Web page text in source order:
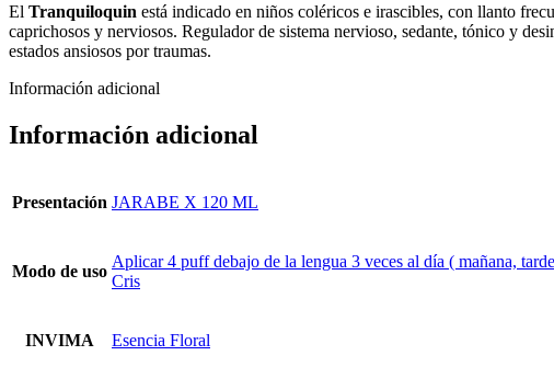
El Tranquiloquin está indicado en niños coléricos e irascibles, con llanto
caprichosos y nerviosos. Regulador de sistema nervioso, sedante, tónico y
estados ansiosos por traumas.
Información adicional
Información adicional
Presentación JARABE X 120 ML
Modo de uso
Aplicar 4 puff debajo de la lengua 3 veces al día ( mañana,
Cris
INVIMA Esencia Floral